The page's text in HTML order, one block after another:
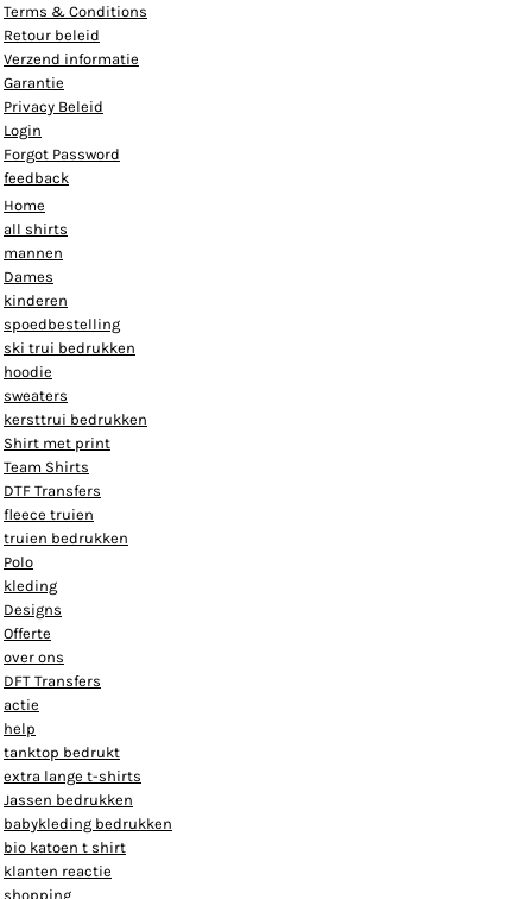
Terms & Conditions
Retour beleid
Verzend informatie
Garantie
Privacy Beleid
Login
Forgot Password
feedback
Home
all shirts
mannen
Dames
kinderen
spoedbestelling
ski trui bedrukken
hoodie
sweaters
kersttrui bedrukken
Shirt met print
Team Shirts
DTF Transfers
fleece truien
truien bedrukken
Polo
kleding
Designs
Offerte
over ons
DFT Transfers
actie
help
tanktop bedrukt
extra lange t-shirts
Jassen bedrukken
babykleding bedrukken
bio katoen t shirt
klanten reactie
shopping